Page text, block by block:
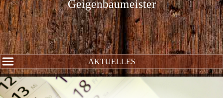
Geigenbaumeister
AKTUELLES